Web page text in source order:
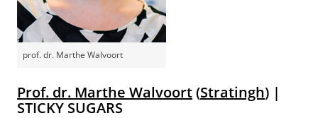
prof. dr. Marthe Walvoort
Prof. dr. Marthe Walvoort(Stratingh) |
STICKY SUGARS